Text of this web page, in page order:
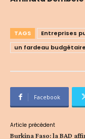
TAGS
Entreprises
un fardeau
Facebook
Article précédent
Burkina Faso: la BAD